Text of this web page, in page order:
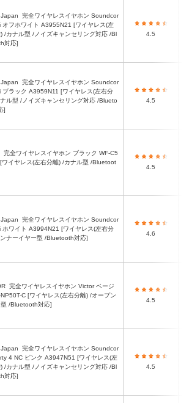
オフホワイト A3955N21 [ワイヤレス(左
/カナル型 /ノイズキャンセリング対応 /Bl
対応]
4.5
ブラック A3959N11 [ワイヤレス(左右分
ル型 /ノイズキャンセリング対応 /Blueto
]
4.5
ワイヤレス(左右分離) /カナル型 /Bluetoot
4.5
ホワイト A3994N21 [ワイヤレス(左右分
ナーイヤー型 /Bluetooth対応]
4.6
NP50T-C [ワイヤレス(左右分離) /オープン
型 /Bluetooth対応]
4.5
4 NC ピンク A3947N51 [ワイヤレス(左
/カナル型 /ノイズキャンセリング対応 /Bl
対応]
4.5